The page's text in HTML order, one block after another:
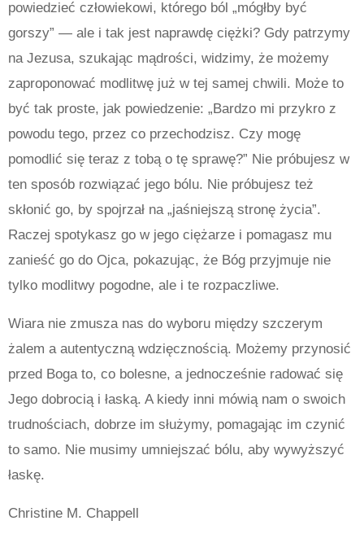
powiedzieć człowiekowi, którego ból „mógłby być
gorszy” — ale i tak jest naprawdę ciężki? Gdy patrzymy
na Jezusa, szukając mądrości, widzimy, że możemy
zaproponować modlitwę już w tej samej chwili. Może to
być tak proste, jak powiedzenie: „Bardzo mi przykro z
powodu tego, przez co przechodzisz. Czy mogę
pomodlić się teraz z tobą o tę sprawę?” Nie próbujesz w
ten sposób rozwiązać jego bólu. Nie próbujesz też
skłonić go, by spojrzał na „jaśniejszą stronę życia”.
Raczej spotykasz go w jego ciężarze i pomagasz mu
zanieść go do Ojca, pokazując, że Bóg przyjmuje nie
tylko modlitwy pogodne, ale i te rozpaczliwe.
Wiara nie zmusza nas do wyboru między szczerym
żalem a autentyczną wdzięcznością. Możemy przynosić
przed Boga to, co bolesne, a jednocześnie radować się
Jego dobrocią i łaską. A kiedy inni mówią nam o swoich
trudnościach, dobrze im służymy, pomagając im czynić
to samo. Nie musimy umniejszać bólu, aby wywyższyć
łaskę.
Christine M. Chappell